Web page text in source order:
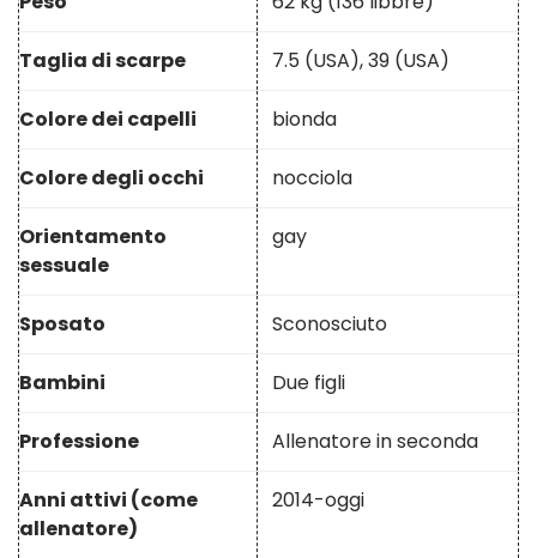
Taglia di scarpe 7.5 (USA), 39 (USA)
Colore dei capelli bionda
Colore degli occhi nocciola
Orientamento
sessuale
gay
Sposato Sconosciuto
Bambini Due figli
Professione Allenatore in seconda
Anni attivi (come
allenatore)
2014-oggi